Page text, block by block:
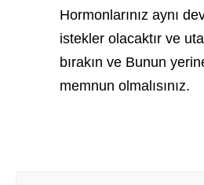
Hormonlarınız aynı
istekler olacaktır ve
bırakın ve Bunun
memnun olmalısınız.